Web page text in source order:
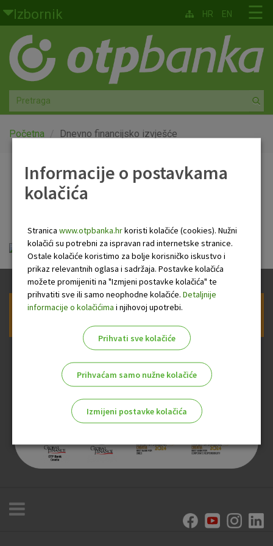
Skoči na glavni sadržaj
Izbornik
Građani
Privatno bankarstvo
Agro
Mala poduzeća i obrtnici
Globalna tržišta
O nama
☰
HR EN
Početna Dnevno financijsko izvješće
Dnevno financijsko
OTP Dnevno financijsko izvješće.pdf
Prijava na newsletter OTP banke
Informacije o postavkama
kolačića
Stranica www.otpbanka.hrkoristi kolačiće (cookies). Nužni
kolačići su potrebni za ispravan rad internetske stranice.
Ostale kolačiće koristimo za bolje korisničko iskustvo i
prikaz relevantnih oglasa i sadržaja. Postavke kolačića
možete promijeniti na "Izmjeni postavke kolačića" te
prihvatiti sve ili samo neophodne kolačiće. Detaljnije
informacije o kolačićima i njihovoj upotrebi.
Prihvati sve kolačiće
Prihvaćam samo nužne kolačiće
Izmijeni postavke kolačića